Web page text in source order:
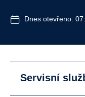
Dnes otevřeno:
Servisní